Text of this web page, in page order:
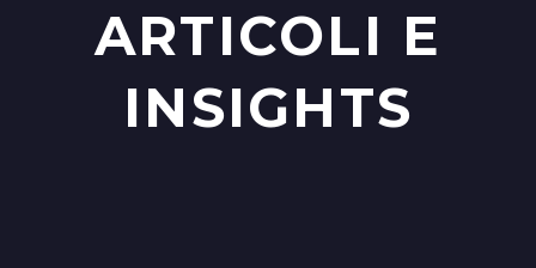
ARTICOLI E
INSIGHTS